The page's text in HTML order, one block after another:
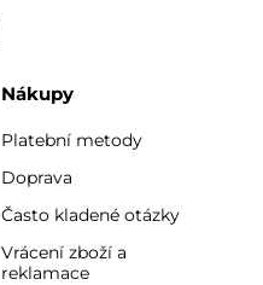
Nákupy
Platební metody
Doprava
Často kladené otázky
Vrácení zboží a
reklamace